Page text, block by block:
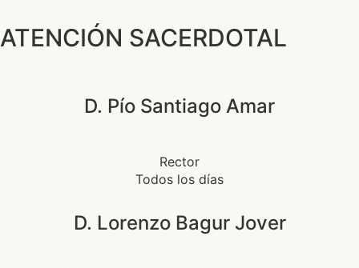
ATENCIÓN SACERDOTAL
D. Pío Santiago Amar
Rector
Todos los días
D. Lorenzo Bagur Jover